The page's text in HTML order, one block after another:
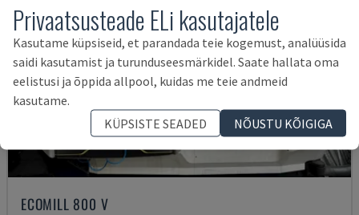
ECOMILL 800 V
Privaatsusteade ELi kasutajatele
Kasutame küpsiseid, et parandada teie kogemust, analüüsida
saidi kasutamist ja turunduseesmärkidel. Saate hallata oma
eelistusi ja õppida allpool, kuidas me teie andmeid
kasutame.
KÜPSISTE SEADED
NÕUSTU KÕIGIGA